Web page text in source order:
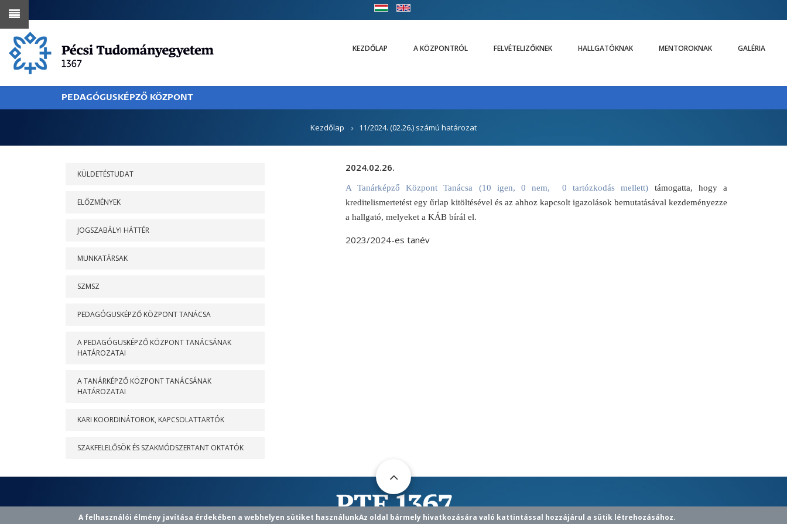
Ugrás
tartalomra
KEZDŐLAP A KÖZPONTRÓL FELVÉTELIZŐKNEK HALLGATÓKNAK MENTOROKNAK GALÉRIA
PEDAGÓGUSKÉPZŐ KÖZPONT
Kezdőlap 11/2024. (02.26.) számú határozat
2024.02.26.
A Tanárképző Központ Tanácsa (10 igen, 0 nem, 0 tartózkodás mellett) támogatta, hogy a
kreditelismertetést egy űrlap kitöltésével és az ahhoz kapcsolt igazolások bemutatásával kezdeményezze
a hallgató, melyeket a KÁB bírál el.
2023/2024-es tanév
KÜLDETÉSTUDAT
ELŐZMÉNYEK
JOGSZABÁLYI HÁTTÉR
MUNKATÁRSAK
SZMSZ
PEDAGÓGUSKÉPZŐ KÖZPONT TANÁCSA
A PEDAGÓGUSKÉPZŐ KÖZPONT TANÁCSÁNAK
HATÁROZATAI
A TANÁRKÉPZŐ KÖZPONT TANÁCSÁNAK
HATÁROZATAI
KARI KOORDINÁTOROK, KAPCSOLATTARTÓK
SZAKFELELŐSÖK ÉS SZAKMÓDSZERTANT OKTATÓK
A felhasználói élmény javítása érdekében a webhelyen sütiket használunkAz oldal bármely hivatkozására való kattintással hozzájárul a sütik létrehozásához.